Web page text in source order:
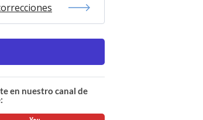
en nuestro canal de